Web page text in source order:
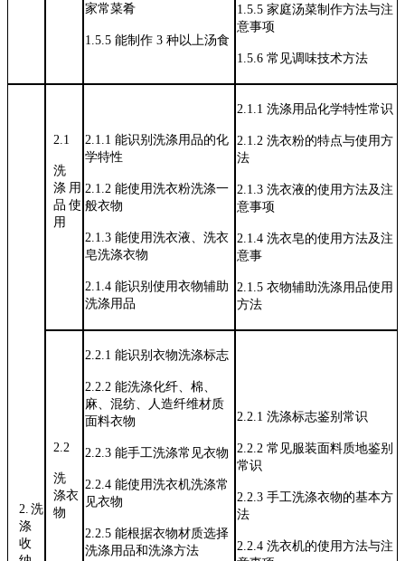
家常菜肴
1.5.5能制作 3 种以上汤食
1.5.5家庭汤菜制作方法与注
意事项
1.5.6常见调味技术方法
2.洗
涤
收
2.1
洗
涤用
品 使
用
2.1.1能识别洗涤用品的化
学特性
2.1.2能使用洗衣粉洗涤一
般衣物
2.1.3能使用洗衣液、洗衣
皂洗涤衣物
2.1.4能识别使用衣物辅助
洗涤用品
2.1.1洗涤用品化学特性常识
2.1.2洗衣粉的特点与使用方
法
2.1.3洗衣液的使用方法及注
意事项
2.1.4洗衣皂的使用方法及注
意事
2.1.5衣物辅助洗涤用品使用
方法
2.2
洗
涤衣
物
2.2.1能识别衣物洗涤标志
2.2.2能洗涤化纤、棉、
麻、混纺、人造纤维材质
面料衣物
2.2.3能手工洗涤常见衣物
2.2.4能使用洗衣机洗涤常
见衣物
2.2.5能根据衣物材质选择
洗涤用品和洗涤方法
2.2.1洗涤标志鉴别常识
2.2.2常见服装面料质地鉴别
常识
2.2.3手工洗涤衣物的基本方
法
2.2.4洗衣机的使用方法与注